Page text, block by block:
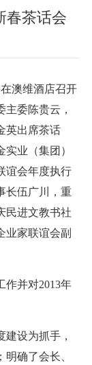
春茶话会
澳维酒店召开
委陈贵云，
英出席茶话
业（集团）
谊会年度执行
长伍广川，重
民进文教书社
业家联谊会副
作并对2013年
建设为抓手，
确了会长、